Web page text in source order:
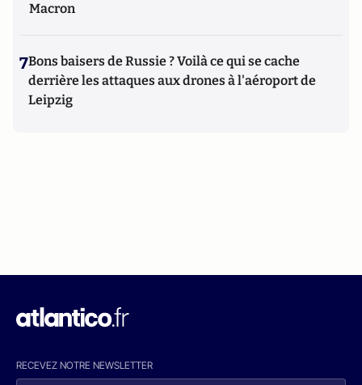
Macron
7Bons baisers de Russie ? Voilà ce qui se cache
derrière les attaques aux drones à l'aéroport de
Leipzig
RECEVEZ NOTRE NEWSLETTER